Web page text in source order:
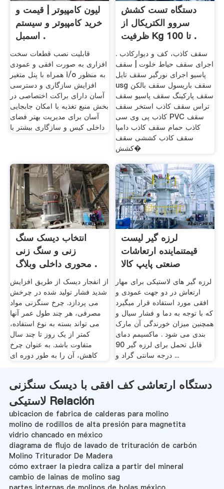
لیون کامپیوتر | قیمت و
خرید کامپیوتر و سیستم
اسمبل .
قابلیت نصب قطعات سخت
افزاری به صورت افقی و عمودی
همراه با پنل متغیر i/o به منظور
افزایش سازگاری و دسترسی
آسان دارای براکت اختصاصی در
بخش منبع تغذیه با امکان جابجایی
آسان برای مدیریت بهتر فضای
داخلی کیس و سازگاری بیشتر با
دستگاه تست کشش
سروو الکتریکال از
ظرفیت Kg 100 تا .
سقف کاذب، کف و دیوارکاذب .
اجرای سقف حیاط خلوت | سقف
پاسیو اجرای نورگیر سقف تایل
usg سقف باریسول سقف بالکن
سقف پارکینگ سقف پاسیو سقف
تراس سقف کاذب استخر سقف
کاذب پی وی سی PVC سقف
کاذب حمام سقف کاذب دامپا
سقف کاذب کششی سقف
کشش�
انتخاب دیسک سنگ
زنی و سنگ زنی
محوری داخلی وبلاگ .
از انفجار دیسک از طریق افزایش
شدید فشار تولید شده در چرخش
می پردازد. چرخ سنگزنی مواد
مصرفی، هر چند طول عمر آنها
می تواند بسته به نوع استفاده،
کمتر از یک روز تا چند سال
متفاوت باشد. به عنوان چرخ
کاهش، آن را به طور دوره ای
لرزه گیر لیست
قیمتنماینده ارتعاشات
صنعتی پایپ کالا
لرزه گیر های لاستیکی برای مهار
ارتعاش در دو جهت عمودی و
افقی مورد استفاده قرار میگیرد
که با توجه به دما و فشار سیال و
همچنین میزان خورندگی آن مارک
بندی می شود . ماکسیمم دمای
قابل تحمل برای لرزه گیر 90
درجه سانتی گراد و ...
دستگاه ارتعاشی کف افقی با دیسک سنگزنی
لاستیکی Relación
ubicacion de fabrica de calderas para molino
molino de rodillos de alta presión para magnetita
vidrio chancado en méxico
diagrama de flujo de lavado de trituración de carbón
Molino Triturador De Madera
cómo extraer la piedra caliza a partir del mineral
cambio de lainas de molino sag